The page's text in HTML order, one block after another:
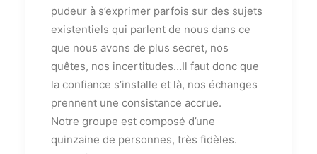
pudeur à s’exprimer parfois sur des sujets
existentiels qui parlent de nous dans ce
que nous avons de plus secret, nos
quêtes, nos incertitudes…Il faut donc que
la confiance s’installe et là, nos échanges
prennent une consistance accrue.
Notre groupe est composé d’une
quinzaine de personnes, très fidèles.